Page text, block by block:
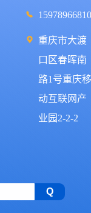
15978966810
重庆市大渡
口区春晖南
路1号重庆移
动互联网产
业园2-2-2